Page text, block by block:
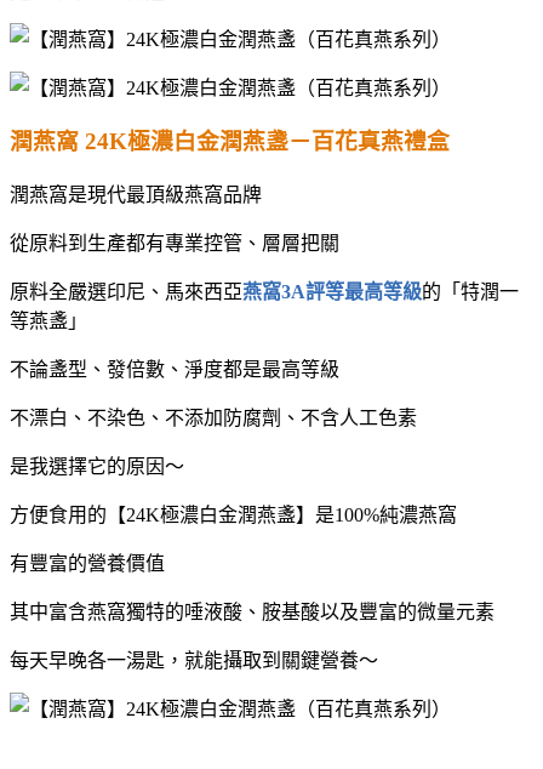
潤燕窩 24K極濃⽩⾦潤燕盞－百花真燕禮盒
潤燕窩是現代最頂級燕窩品牌
從原料到生產都有專業控管、層層把關
原料全嚴選印尼、馬來西亞燕窩3A評等最⾼等級的「特潤⼀
等燕盞」
不論盞型、發倍數、淨度都是最高等級
不漂⽩、不染⾊、不添加防腐劑、不含⼈⼯⾊素
是我選擇它的原因～
方便食用的【24K極濃⽩⾦潤燕盞】是100%純濃燕窩
有豐富的營養價值
其中富含燕窩獨特的唾液酸、胺基酸以及豐富的微量元素
每天早晚各一湯匙，就能攝取到關鍵營養～